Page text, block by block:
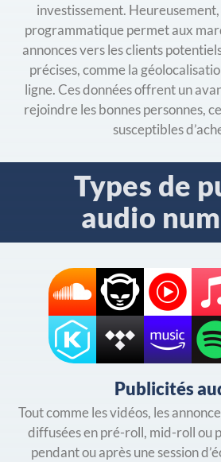
investissement.
programmatique permet aux
annonces vers les clients
précises, comme la
ligne. Ces données offrent un
rejoindre les bonnes personnes,
susceptibles
Types de
audio
Publicités
Tout comme les vidéos, les
diffusées en pré-roll, mid-roll ou
pendant ou après une session